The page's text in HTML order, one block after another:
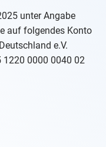
unter Angabe
auf folgendes Konto
e.V.
1220 0000 0040 02